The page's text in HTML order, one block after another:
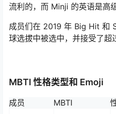
流利的，而 Minji 的英语是高级
成员们在 2019 年 Big Hit 和
球选拔中被选中，并接受了超
MBTI 性格类型和 Emoji
成员 MBTI